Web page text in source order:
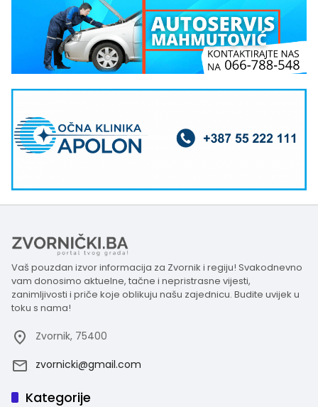
Vaš pouzdan izvor informacija za Zvornik i regiju! Svakodnevno
vam donosimo aktuelne, tačne i nepristrasne vijesti,
zanimljivosti i priče koje oblikuju našu zajednicu. Budite uvijek u
toku s nama!
Zvornik, 75400
zvornicki@gmail.com
Kategorije